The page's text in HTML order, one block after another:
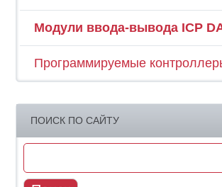
Модули ввода-вывода ICP
Программируемые
ПОИСК ПО САЙТУ